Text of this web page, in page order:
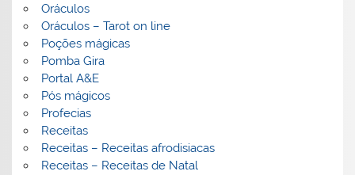
Oráculos
Oráculos – Tarot on line
Poções mágicas
Pomba Gira
Portal A&E
Pós mágicos
Profecias
Receitas
Receitas – Receitas afrodisiacas
Receitas – Receitas de Natal